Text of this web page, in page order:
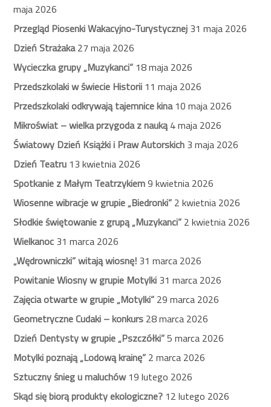
maja 2026
Przegląd Piosenki Wakacyjno-Turystycznej 31 maja 2026
Dzień Strażaka27 maja 2026
Wycieczka grupy „Muzykanci” 18 maja 2026
Przedszkolaki w świecie Historii 11 maja 2026
Przedszkolaki odkrywają tajemnice kina10 maja 2026
Mikroświat – wielka przygoda z nauką4 maja 2026
Światowy Dzień Książki i Praw Autorskich 3 maja 2026
Dzień Teatru 13 kwietnia 2026
Spotkanie z Małym Teatrzykiem9 kwietnia 2026
Wiosenne wibracje w grupie „Biedronki” 2 kwietnia 2026
Słodkie świętowanie z grupą „Muzykanci” 2 kwietnia 2026
Wielkanoc 31 marca 2026
„Wędrowniczki” witają wiosnę! 31 marca 2026
Powitanie Wiosny w grupie Motylki 31 marca 2026
Zajęcia otwarte w grupie „Motylki” 29 marca 2026
Geometryczne Cudaki – konkurs 28 marca 2026
Dzień Dentysty w grupie „Pszczółki”5 marca 2026
Motylki poznają „Lodową krainę” 2 marca 2026
Sztuczny śnieg u maluchów19 lutego 2026
Skąd się biorą produkty ekologiczne? 12 lutego 2026